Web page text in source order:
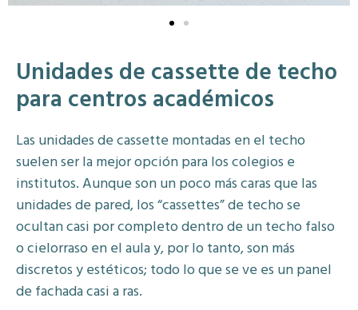
Unidades de cassette de techo
para centros académicos
Las unidades de cassette montadas en el techo
suelen ser la mejor opción para los colegios e
institutos. Aunque son un poco más caras que las
unidades de pared, los “cassettes” de techo se
ocultan casi por completo dentro de un techo falso
o cielorraso en el aula y, por lo tanto, son más
discretos y estéticos; todo lo que se ve es un panel
de fachada casi a ras.